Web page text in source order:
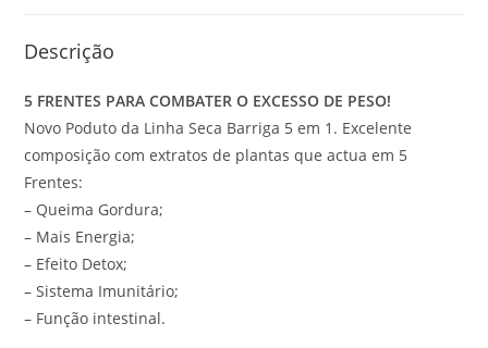
Descrição
5 FRENTES PARA COMBATER O EXCESSO DE PESO!
Novo Poduto da Linha Seca Barriga 5 em 1. Excelente
composição com extratos de plantas que actua em 5
Frentes:
– Queima Gordura;
– Mais Energia;
– Efeito Detox;
– Sistema Imunitário;
– Função intestinal.